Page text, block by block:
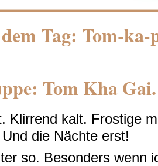
Tag: Tom-ka-
Tom Kha
Klirrend kalt. Frostige
die Nächte erst!
so. Besonders wenn